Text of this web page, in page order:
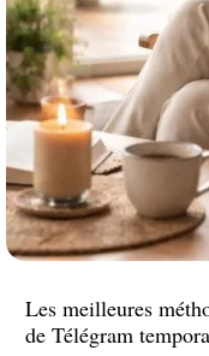
Les meilleures
de Télégram